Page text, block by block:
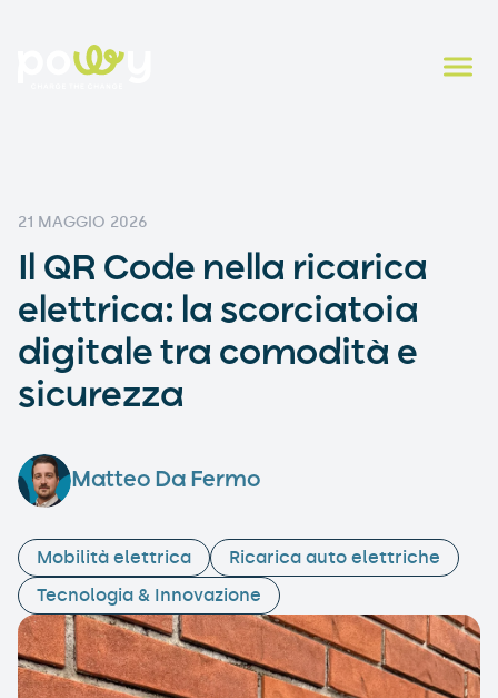
21 MAGGIO 2026
Il QR Code nella ricarica
elettrica: la scorciatoia
digitale tra comodità e
sicurezza
Matteo Da Fermo
Mobilità elettrica
Ricarica auto elettriche
Tecnologia & Innovazione